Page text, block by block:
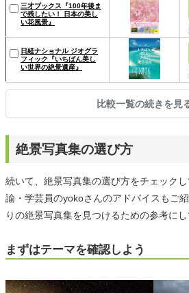
三才ブックス『100年後ま
で残したい！ 日本の美し
い花風景』
日経ナショナル ジオグラ
フィック『いちばん美し
い世界の絶景遺産』
比較一覧の続きを見
絶景写真集の選び方
続いて、絶景写真集の選び方をチェック
諭・学芸員のyokoさんのアドバイスもご
りの絶景写真集を見つけるための参考にし
まずはテーマを確認しよう